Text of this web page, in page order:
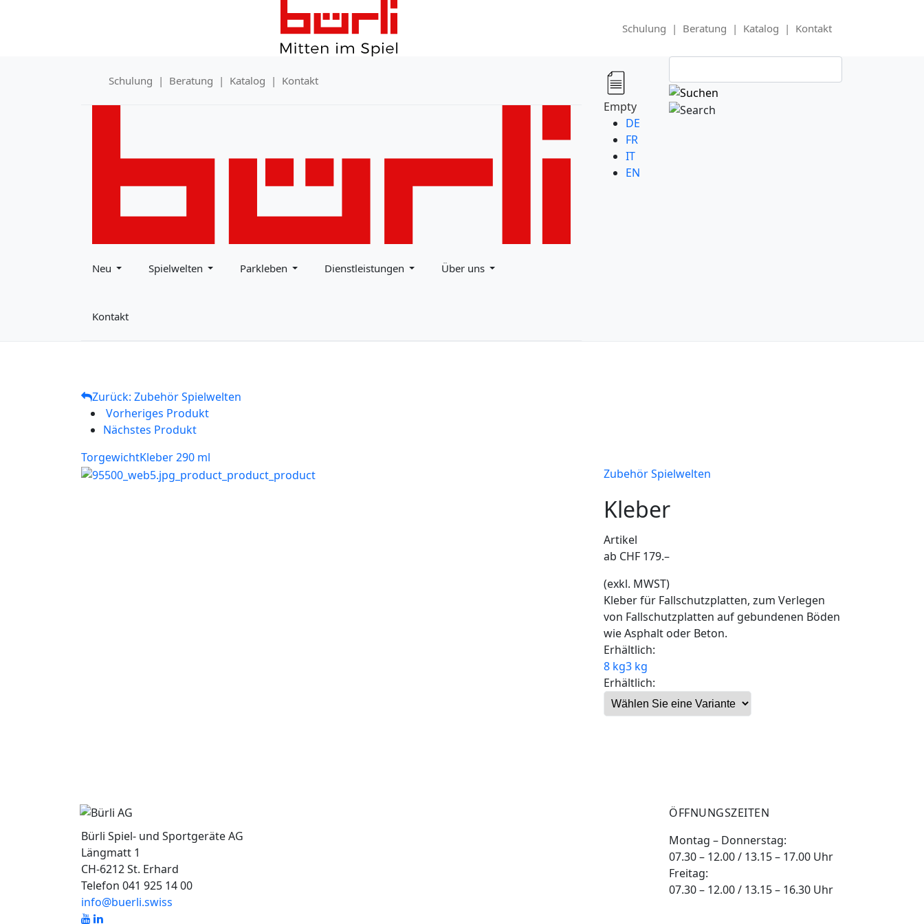
Schulung | Beratung | Katalog | Kontakt
Schulung | Beratung | Katalog | Kontakt
Neu Spielwelten Parkleben Dienstleistungen Über uns
Kontakt
Empty
DE
FR
IT
EN
Zurück: Zubehör Spielwelten
Vorheriges Produkt
Nächstes Produkt
TorgewichtKleber 290 ml
Zubehör Spielwelten
Kleber
Artikel
ab CHF 179.–
(exkl. MWST)
Kleber für Fallschutzplatten, zum Verlegen
von Fallschutzplatten auf gebundenen Böden
wie Asphalt oder Beton.
Erhältlich:
8 kg3 kg
Erhältlich:
Bürli Spiel- und Sportgeräte AG
Längmatt 1
CH-6212 St. Erhard
Telefon 041 925 14 00
info@buerli.swiss
ÖFFNUNGSZEITEN
Montag – Donnerstag:
07.30 – 12.00 / 13.15 – 17.00 Uhr
Freitag:
07.30 – 12.00 / 13.15 – 16.30 Uhr